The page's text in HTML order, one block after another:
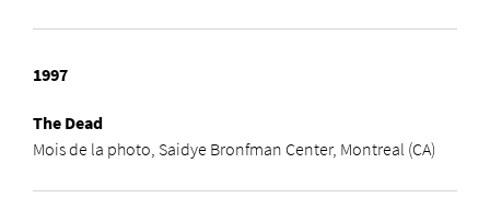
1997
The Dead
Mois de la photo, Saidye Bronfman Center, Montreal (CA)